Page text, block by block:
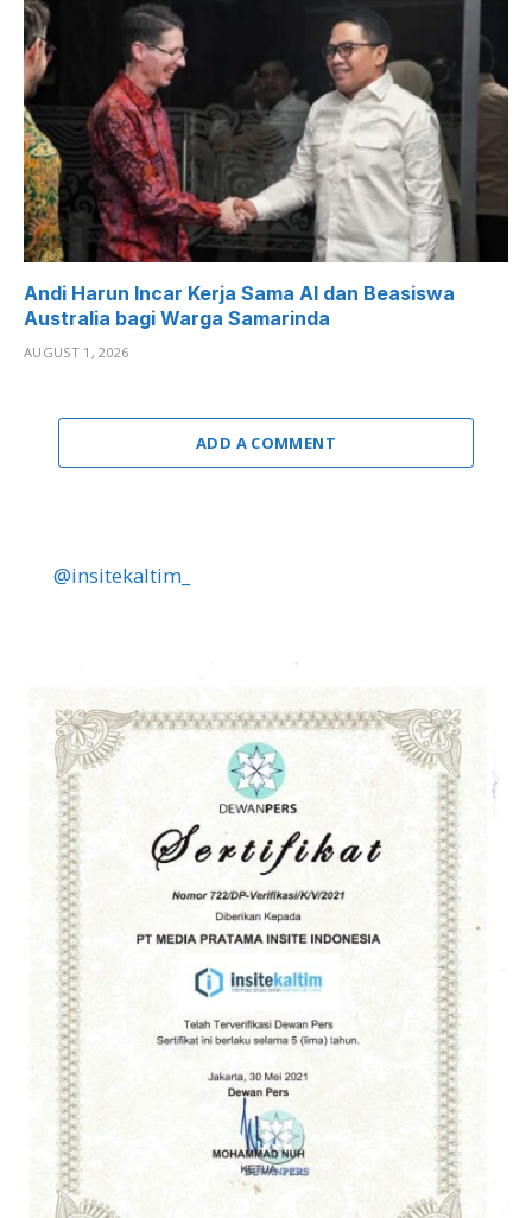
Andi Harun Incar Kerja Sama AI dan Beasiswa
Australia bagi Warga Samarinda
AUGUST 1, 2026
ADD A COMMENT
@insitekaltim_